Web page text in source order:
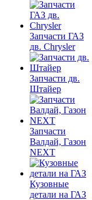
Запчасти ГАЗ
дв. Chrysler
Запчасти дв.
Штайер
Запчасти
Валдай, Газон
NEXT
Кузовные
детали на ГАЗ